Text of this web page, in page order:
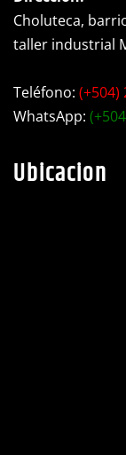
Choluteca,
taller industrial
Teléfono: (+504)
WhatsApp:
Ubicacion